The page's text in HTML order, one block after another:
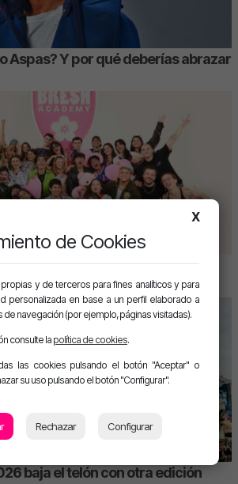
Aspas? Y por qué deberías abrazar
a Madrid para descubrir a los
entretenimiento
baja el telón con otra edición
X
de Cookies
y de terceros para fines analíticos y para
personalizada en base a un perfil elaborado a
de navegación (por ejemplo, páginas visitadas).
consulte la política de cookies.
las cookies pulsando el botón "Aceptar" o
su uso pulsando el botón "Configurar".
Rechazar Configurar